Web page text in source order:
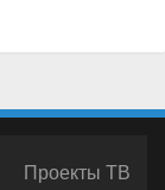
Проекты ТВ